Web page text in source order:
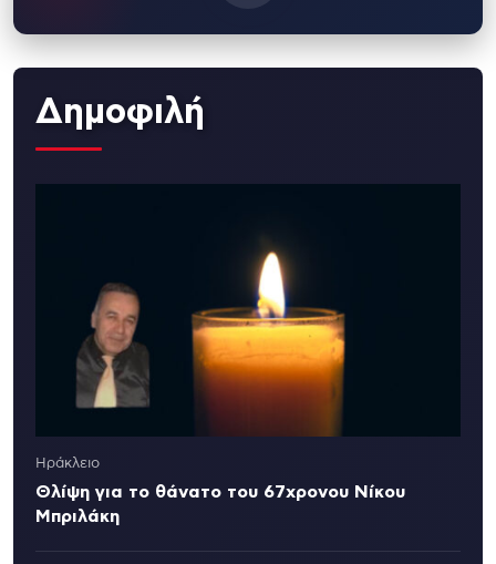
Δημοφιλή
Ηράκλειο
Θλίψη για το θάνατο του 67χρονου Νίκου
Μπριλάκη